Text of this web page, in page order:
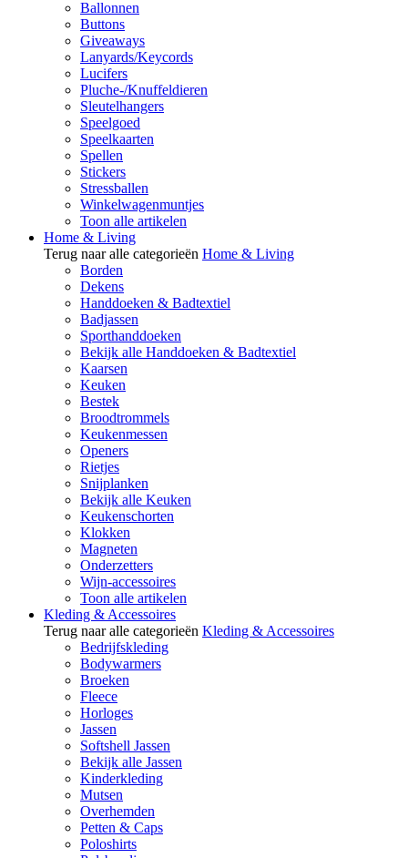
Ballonnen
Buttons
Giveaways
Lanyards/Keycords
Lucifers
Pluche-/Knuffeldieren
Sleutelhangers
Speelgoed
Speelkaarten
Spellen
Stickers
Stressballen
Winkelwagenmuntjes
Toon alle artikelen
Home & Living
Terug naar alle categorieën Home & Living
Borden
Dekens
Handdoeken & Badtextiel
Badjassen
Sporthanddoeken
Bekijk alle Handdoeken & Badtextiel
Kaarsen
Keuken
Bestek
Broodtrommels
Keukenmessen
Openers
Rietjes
Snijplanken
Bekijk alle Keuken
Keukenschorten
Klokken
Magneten
Onderzetters
Wijn-accessoires
Toon alle artikelen
Kleding & Accessoires
Terug naar alle categorieën Kleding & Accessoires
Bedrijfskleding
Bodywarmers
Broeken
Fleece
Horloges
Jassen
Softshell Jassen
Bekijk alle Jassen
Kinderkleding
Mutsen
Overhemden
Petten & Caps
Poloshirts